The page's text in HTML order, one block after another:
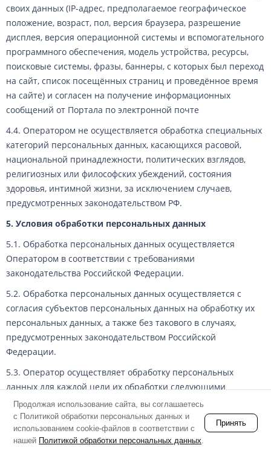
Продолжая использование сайта, вы соглашаетесь
с Политикой обработки персональных данных и
использованием cookie-файлов в соответствии с
нашей Политикой обработки персональных данных.
Принять
своих данных (IP-адрес, предполагаемое географическое
положение, возраст, пол, версия браузера, разрешение
дисплея, версия операционной системы и вспомогательного
программного обеспечения, модель устройства, ресурсы,
поисковые системы, фразы, баннеры, с которых был переход
на сайт, список посещённых страниц и проведённое время
на сайте) и согласен на получение информационных
сообщений от Портала по электронной почте
4.4. Оператором не осуществляется обработка специальных
категорий персональных данных, касающихся расовой,
национальной принадлежности, политических взглядов,
религиозных или философских убеждений, состояния
здоровья, интимной жизни, за исключением случаев,
предусмотренных законодательством РФ.
5. Условия обработки персональных данных
5.1. Обработка персональных данных осуществляется
Оператором в соответствии с требованиями
законодательства Российской Федерации.
5.2. Обработка персональных данных осуществляется с
согласия субъектов персональных данных на обработку их
персональных данных, а также без такового в случаях,
предусмотренных законодательством Российской
Федерации.
5.3. Оператор осуществляет обработку персональных
данных для каждой цели их обработки следующими
способами:
неавтоматизированная обработка персональных
данных;